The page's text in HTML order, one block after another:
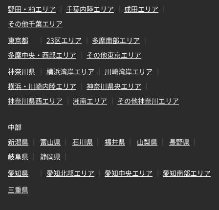
野田・柏エリア
千葉内陸エリア
成田エリア
その他千葉エリア
東京都
23区エリア
多摩南部エリア
多摩中央・西部エリア
その他東京エリア
神奈川県
横浜湾岸エリア
川崎湾岸エリア
横浜・川崎内陸エリア
神奈川県央エリア
神奈川県西エリア
湘南エリア その他神奈川エリア
中部
新潟県
富山県 石川県 福井県 山梨県
長野県
岐阜県
静岡県
愛知県
愛知北部エリア 愛知中央エリア
愛知南部エリア
三重県